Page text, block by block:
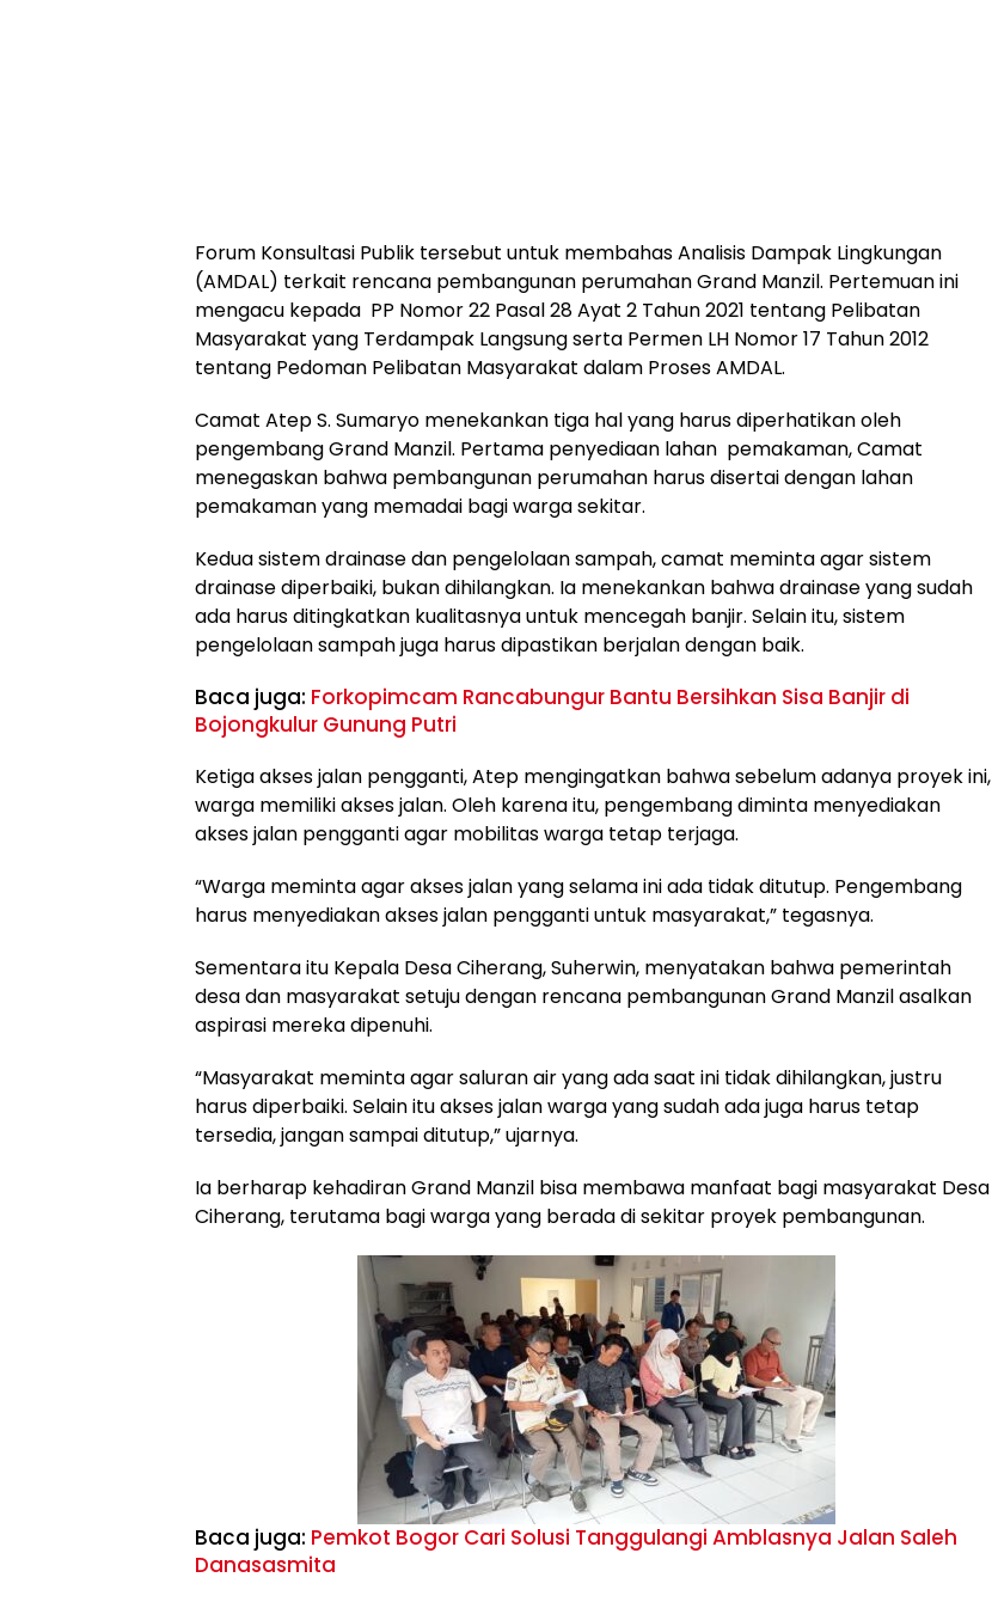
Forum Konsultasi Publik tersebut untuk membahas Analisis Dampak Lingkungan
(AMDAL) terkait rencana pembangunan perumahan Grand Manzil. Pertemuan ini
mengacu kepada PP Nomor 22 Pasal 28 Ayat 2 Tahun 2021 tentang Pelibatan
Masyarakat yang Terdampak Langsung serta Permen LH Nomor 17 Tahun 2012
tentang Pedoman Pelibatan Masyarakat dalam Proses AMDAL.
Camat Atep S. Sumaryo menekankan tiga hal yang harus diperhatikan oleh
pengembang Grand Manzil. Pertama penyediaan lahan pemakaman, Camat
menegaskan bahwa pembangunan perumahan harus disertai dengan lahan
pemakaman yang memadai bagi warga sekitar.
Kedua sistem drainase dan pengelolaan sampah, camat meminta agar sistem
drainase diperbaiki, bukan dihilangkan. Ia menekankan bahwa drainase yang sudah
ada harus ditingkatkan kualitasnya untuk mencegah banjir. Selain itu, sistem
pengelolaan sampah juga harus dipastikan berjalan dengan baik.
Baca juga: Forkopimcam Rancabungur Bantu Bersihkan Sisa Banjir di
Bojongkulur Gunung Putri
Ketiga akses jalan pengganti, Atep mengingatkan bahwa sebelum adanya proyek ini,
warga memiliki akses jalan. Oleh karena itu, pengembang diminta menyediakan
akses jalan pengganti agar mobilitas warga tetap terjaga.
“Warga meminta agar akses jalan yang selama ini ada tidak ditutup. Pengembang
harus menyediakan akses jalan pengganti untuk masyarakat,” tegasnya.
Sementara itu Kepala Desa Ciherang, Suherwin, menyatakan bahwa pemerintah
desa dan masyarakat setuju dengan rencana pembangunan Grand Manzil asalkan
aspirasi mereka dipenuhi.
“Masyarakat meminta agar saluran air yang ada saat ini tidak dihilangkan, justru
harus diperbaiki. Selain itu akses jalan warga yang sudah ada juga harus tetap
tersedia, jangan sampai ditutup,” ujarnya.
Ia berharap kehadiran Grand Manzil bisa membawa manfaat bagi masyarakat Desa
Ciherang, terutama bagi warga yang berada di sekitar proyek pembangunan.
Baca juga: Pemkot Bogor Cari Solusi Tanggulangi Amblasnya Jalan Saleh
Danasasmita